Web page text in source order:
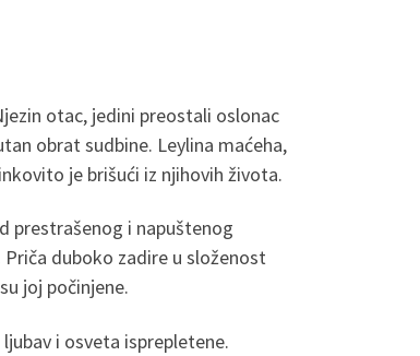
otac, jedini preostali oslonac
obrat sudbine. Leylina maćeha,
je brišući iz njihovih života.
prestrašenog i napuštenog
duboko zadire u složenost
joj počinjene.
i osveta isprepletene.